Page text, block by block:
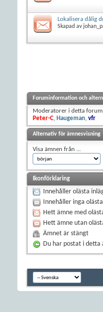
Lokalisera dålig
Skapad av
Foruminformation och
Moderatorer i detta forum
Peter-C, Haugeman, vfr
Alternativ för ämnesvisning
Visa ämnen från ...
Ikonförklaring
Innehåller olästa
Innehåller inga
Hett ämne med
Hett ämne utan
Ämnet är stängt
Du har postat i detta